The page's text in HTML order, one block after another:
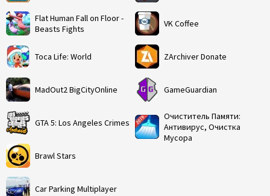
Flat Human Fall on Floor -
Beasts Fights
Toca Life: World
MadOut2 BigCityOnline
GTA 5: Los Angeles Crimes
Brawl Stars
Car Parking Multiplayer
VK Coffee
ZArchiver Donate
GameGuardian
Очиститель Памяти:
Антивирус, Очистка
Мусора